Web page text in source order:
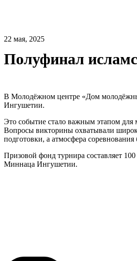
22 мая, 2025
Полуфинал
В Молодёжном центре «Дом
Ингушетии.
Это событие стало важным этапом
Вопросы викторины охватывали
подготовки, а атмосфера
Призовой фонд турнира составляет
Миннаца Ингушетии.